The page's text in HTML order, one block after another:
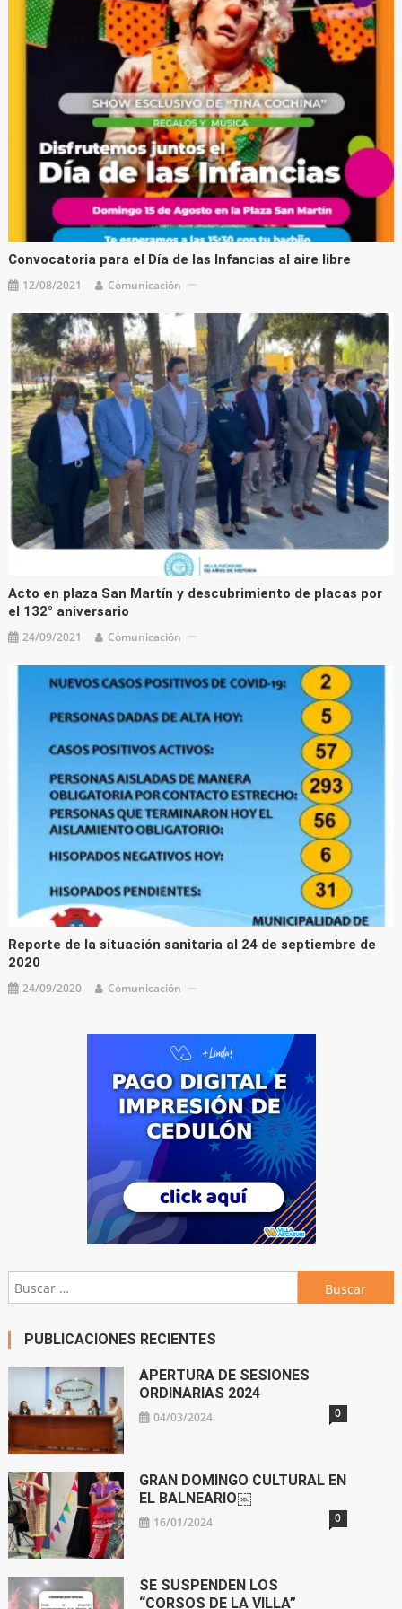
Convocatoria para el Día de las Infancias al aire libre
12/08/2021 Comunicación
Acto en plaza San Martín y descubrimiento de placas por
el 132° aniversario
24/09/2021 Comunicación
Reporte de la situación sanitaria al 24 de septiembre de
2020
24/09/2020 Comunicación
Buscar:
PUBLICACIONES RECIENTES
APERTURA DE SESIONES
ORDINARIAS 2024
04/03/2024 0
GRAN DOMINGO CULTURAL EN
EL BALNEARIO￼
16/01/2024 0
SE SUSPENDEN LOS
“CORSOS DE LA VILLA”